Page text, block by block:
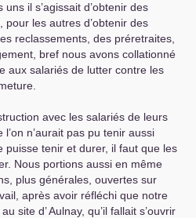
il s’agissait d’obtenir des
les autres d’obtenir des
reclassements, des préretraites,
bref nous avons collationné
aux salariés de lutter contre les
avec les salariés de leurs
n’aurait pas pu tenir aussi
puisse tenir et durer, il faut que les
Nous portions aussi en même
plus générales, ouvertes sur
après avoir réfléchi que notre
site d’ Aulnay, qu’il fallait s’ouvrir